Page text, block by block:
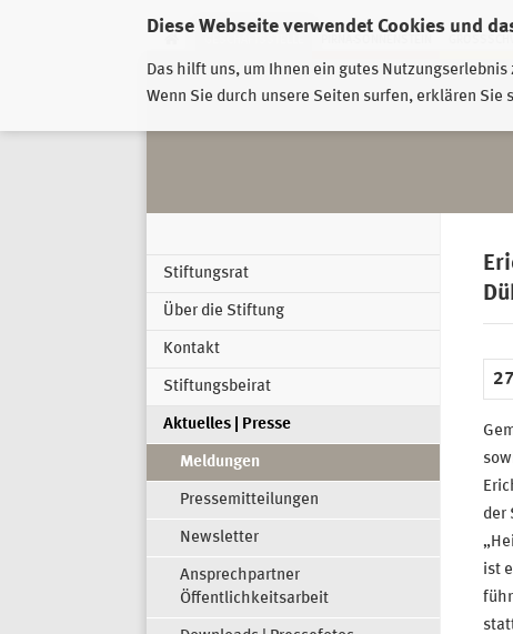
Diese Webseite verwendet Cookies und
Das hilft uns, um Ihnen ein gutes
Wenn Sie durch unsere Seiten surfen, erklären
Stiftungsrat
Über die Stiftung
Kontakt
Stiftungsbeirat
Aktuelles | Presse
Meldungen
Pressemitteilungen
Newsletter
Ansprechpartner
Öffentlichkeitsarbeit
der
ist